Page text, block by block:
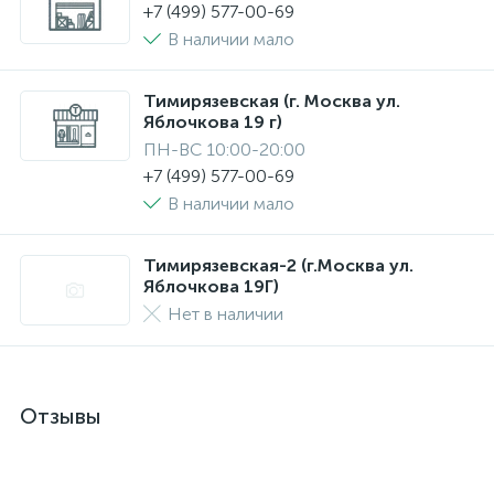
+7 (499) 577-00-69
В наличии мало
Тимирязевская (г. Москва ул.
Яблочкова 19 г)
ПН-ВС 10:00-20:00
+7 (499) 577-00-69
В наличии мало
Тимирязевская-2 (г.Москва ул.
Яблочкова 19Г)
Нет в наличии
Отзывы